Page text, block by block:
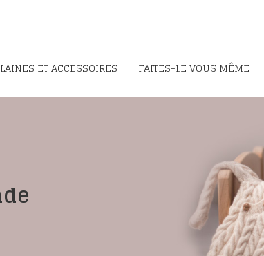
LAINES ET ACCESSOIRES FAITES-LE VOUS MÊME
Fiches